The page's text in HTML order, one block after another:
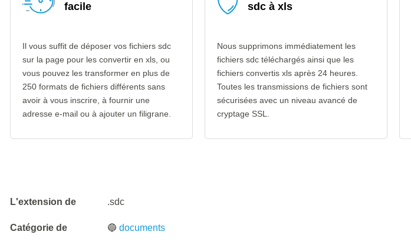
facile
Il vous suffit de déposer vos fichiers sdc
sur la page pour les convertir en xls, ou
vous pouvez les transformer en plus de
250 formats de fichiers différents sans
avoir à vous inscrire, à fournir une
adresse e-mail ou à ajouter un filigrane.
sdc à xls
Nous supprimons immédiatement les
fichiers sdc téléchargés ainsi que les
fichiers convertis xls après 24 heures.
Toutes les transmissions de fichiers sont
sécurisées avec un niveau avancé de
cryptage SSL.
L'extension de .sdc
Catégorie de 🔵documents